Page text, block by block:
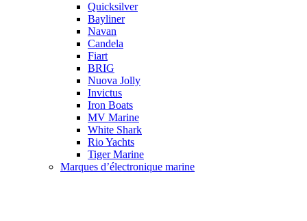
Quicksilver
Bayliner
Navan
Candela
Fiart
BRIG
Nuova Jolly
Invictus
Iron Boats
MV Marine
White Shark
Rio Yachts
Tiger Marine
Marques d’électronique marine